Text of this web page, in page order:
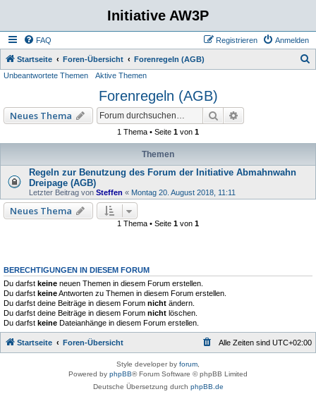
Initiative AW3P
FAQ Anmelden
Registrieren
Startseite Foren-Übersicht Forenregeln (AGB)
Unbeantwortete Themen Aktive Themen
Forenregeln (AGB)
Neues Thema Suche
1 Thema • Seite 1 von 1
Themen
Regeln zur Benutzung des Forum der Initiative Abmahnwahn
Dreipage (AGB)
Letzter Beitrag von Steffen « Montag 20. August 2018, 11:11
Neues Thema
1 Thema • Seite 1 von 1
BERECHTIGUNGEN IN DIESEM FORUM
Du darfst keine neuen Themen in diesem Forum erstellen.
Du darfst keineAntworten zu Themen in diesem Forum erstellen.
Du darfst deine Beiträge in diesem Forum nicht ändern.
Du darfst deine Beiträge in diesem Forum nicht löschen.
Du darfst keine Dateianhänge in diesem Forum erstellen.
Startseite Foren-Übersicht Alle Zeiten sind UTC+02:00
Style developer by forum
Powered by phpBB® Forum Software © phpBB Limited
Deutsche Übersetzung durch phpBB.de